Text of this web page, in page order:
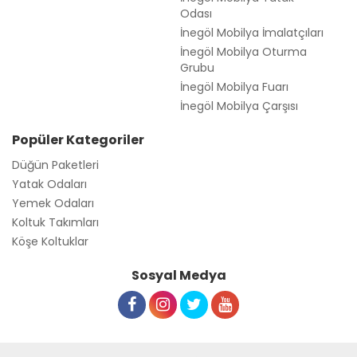
Odası
İnegöl Mobilya İmalatçıları
İnegöl Mobilya Oturma
Grubu
İnegöl Mobilya Fuarı
İnegöl Mobilya Çarşısı
Popüler Kategoriler
Düğün Paketleri
Yatak Odaları
Yemek Odaları
Koltuk Takımları
Köşe Koltuklar
Sosyal Medya